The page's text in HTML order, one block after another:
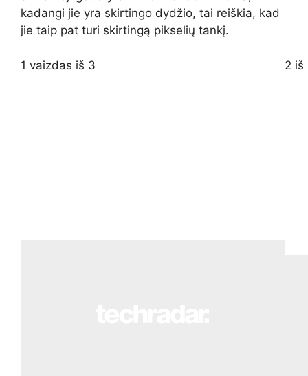
kadangi jie yra skirtingo dydžio, tai reiškia, kad
jie taip pat turi skirtingą pikselių tankį.
1 vaizdas iš 3 2 iš